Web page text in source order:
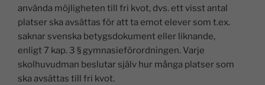
använda möjligheten till fri kvot, dvs. ett visst antal
platser ska avsättas för att ta emot elever som t.ex.
saknar svenska betygsdokument eller liknande,
enligt 7 kap. 3 § gymnasieförordningen. Varje
skolhuvudman beslutar själv hur många platser som
ska avsättas till fri kvot.